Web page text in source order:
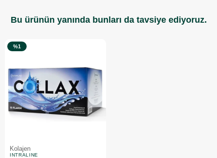
Bu ürünün yanında bunları da tavsiye ediyoruz.
Kolajen
INTRALINE
%1